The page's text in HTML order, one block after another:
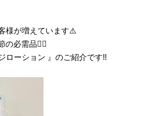
様が増えています⚠️
の必需品☝🏻️
ローション 』のご紹介です!!